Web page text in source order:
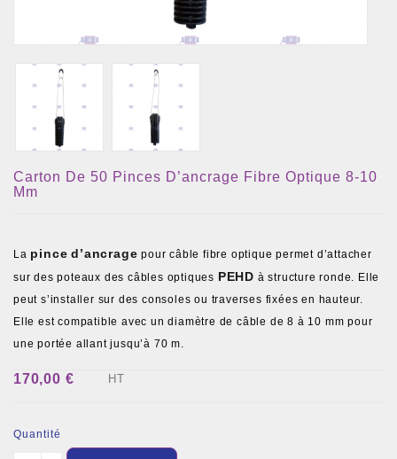
Carton De 50 Pinces D’ancrage Fibre Optique 8-10
Mm
La pince d’ancrage pour câble fibre optique permet d’attacher
sur des poteaux des câbles optiques PEHD à structure ronde. Elle
peut s’installer sur des consoles ou traverses fixées en hauteur.
Elle est compatible avec un diamètre de câble de 8 à 10 mm pour
une portée allant jusqu’à 70 m.
170,00 € HT
Quantité